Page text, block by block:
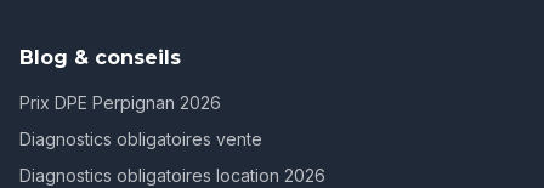
Blog & conseils
Prix DPE Perpignan 2026
Diagnostics obligatoires vente
Diagnostics obligatoires location 2026